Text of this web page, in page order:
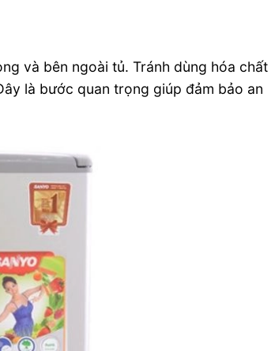
và bên ngoài tủ. Tránh dùng hóa chất
là bước quan trọng giúp đảm bảo an